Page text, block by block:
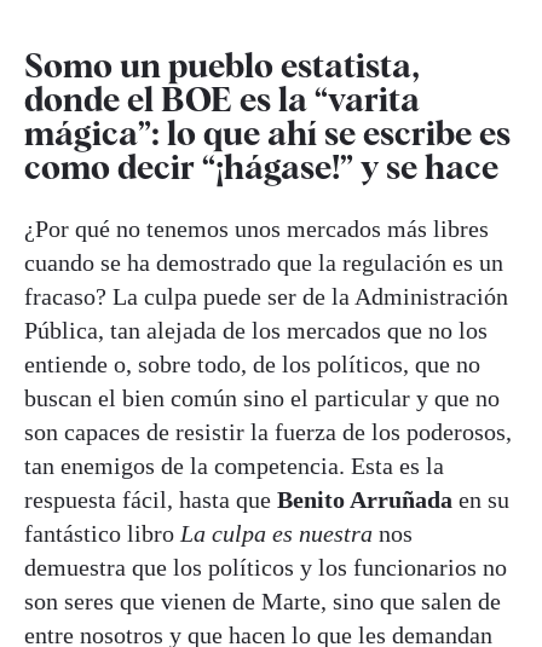
Somo un pueblo estatista,
donde el BOE es la “varita
mágica”: lo que ahí se escribe es
como decir “¡hágase!” y se hace
¿Por qué no tenemos unos mercados más libres
cuando se ha demostrado que la regulación es un
fracaso? La culpa puede ser de la Administración
Pública, tan alejada de los mercados que no los
entiende o, sobre todo, de los políticos, que no
buscan el bien común sino el particular y que no
son capaces de resistir la fuerza de los poderosos,
tan enemigos de la competencia. Esta es la
respuesta fácil, hasta que Benito Arruñada en su
fantástico libro La culpa es nuestra nos
demuestra que los políticos y los funcionarios no
son seres que vienen de Marte, sino que salen de
entre nosotros y que hacen lo que les demandan